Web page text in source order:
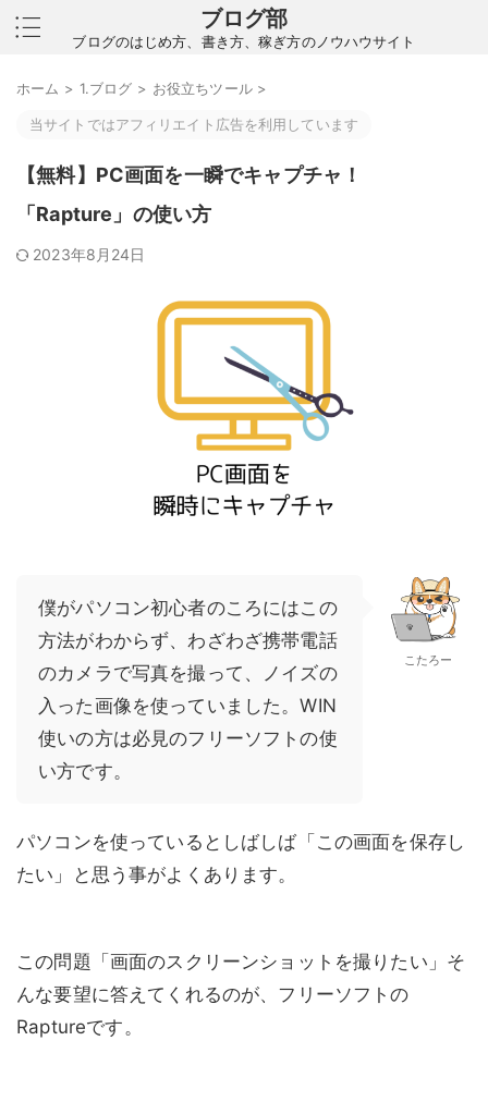
ブログ部
ブログのはじめ方、書き方、稼ぎ方のノウハウサイト
ホーム > 1.ブログ > お役立ちツール >
当サイトではアフィリエイト広告を利用しています
【無料】PC画面を一瞬でキャプチャ！
「Rapture」の使い方
2023年8月24日
僕がパソコン初心者のころにはこの
方法がわからず、わざわざ携帯電話
のカメラで写真を撮って、ノイズの
入った画像を使っていました。WIN
使いの方は必見のフリーソフトの使
い方です。
こたろー
パソコンを使っているとしばしば「この画面を保存し
たい」と思う事がよくあります。
この問題「画面のスクリーンショットを撮りたい」そ
んな要望に答えてくれるのが、フリーソフトの
Raptureです。